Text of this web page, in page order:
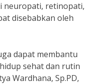
neuropati, retinopati,
disebabkan oleh
dapat membantu
sehat dan rutin
Wardhana, Sp.PD,